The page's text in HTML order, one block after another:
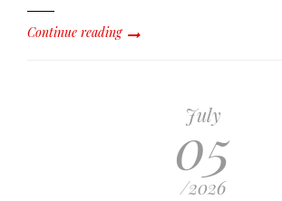
Continue reading
July
05
/2026